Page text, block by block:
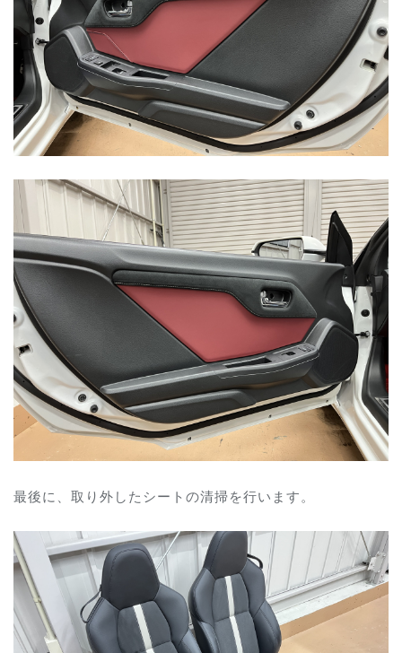
最後に、取り外したシートの清掃を行います。